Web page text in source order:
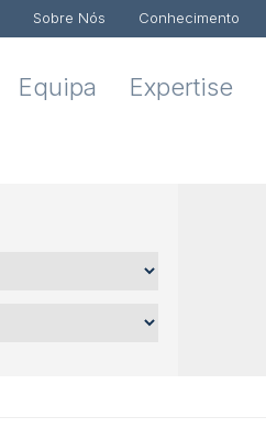
Sobre Nós Conhecimento
Equipa Expertise